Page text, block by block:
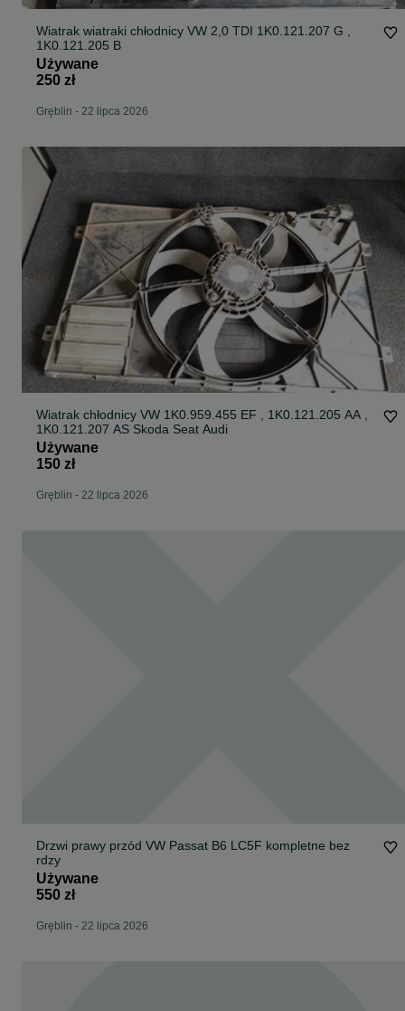
Wiatrak wiatraki chłodnicy VW 2,0 TDI 1K0.121.207 G ,
1K0.121.205 B
Używane
250 zł
Gręblin - 22 lipca 2026
Wiatrak chłodnicy VW 1K0.959.455 EF , 1K0.121.205 AA ,
1K0.121.207 AS Skoda Seat Audi
Używane
150 zł
Gręblin - 22 lipca 2026
Drzwi prawy przód VW Passat B6 LC5F kompletne bez
rdzy
Używane
550 zł
Gręblin - 22 lipca 2026